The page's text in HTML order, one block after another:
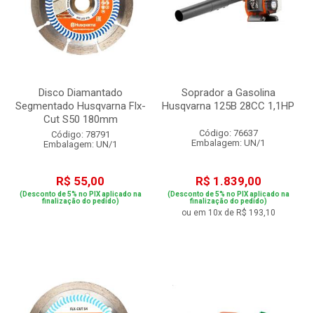
Disco Diamantado
Segmentado Husqvarna Flx-
Cut S50 180mm
Código: 78791
Embalagem: UN/1
R$ 55,00
(Desconto de 5% no PIX aplicado na
finalização do pedido)
Soprador a Gasolina
Husqvarna 125B 28CC 1,1HP
Código: 76637
Embalagem: UN/1
R$ 1.839,00
(Desconto de 5% no PIX aplicado na
finalização do pedido)
ou em 10x de R$ 193,10